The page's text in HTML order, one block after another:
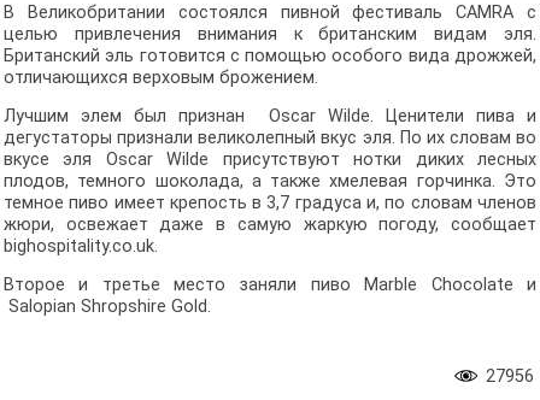
В Великобритании состоялся пивной фестиваль CAMRA с
целью привлечения внимания к британским видам эля.
Британский эль готовится с помощью особого вида дрожжей,
отличающихся верховым брожением.
Лучшим элем был признан Oscar Wilde. Ценители пива и
дегустаторы признали великолепный вкус эля. По их словам во
вкусе эля Oscar Wilde присутствуют нотки диких лесных
плодов, темного шоколада, а также хмелевая горчинка. Это
темное пиво имеет крепость в 3,7 градуса и, по словам членов
жюри, освежает даже в самую жаркую погоду, сообщает
bighospitality.co.uk.
Второе и третье место заняли пиво Marble Chocolate и
Salopian Shropshire Gold.
27956